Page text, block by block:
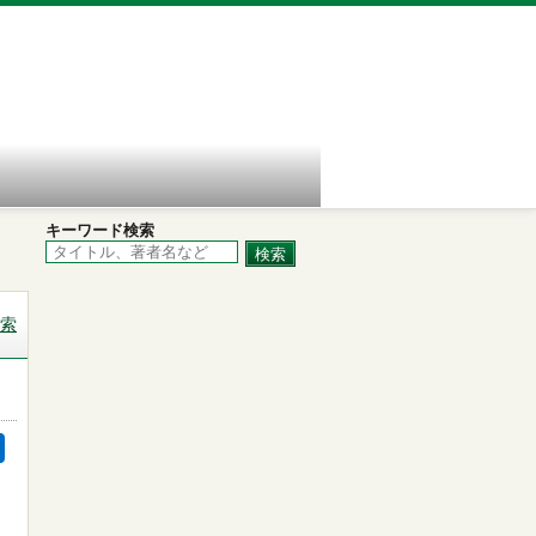
キーワード検索